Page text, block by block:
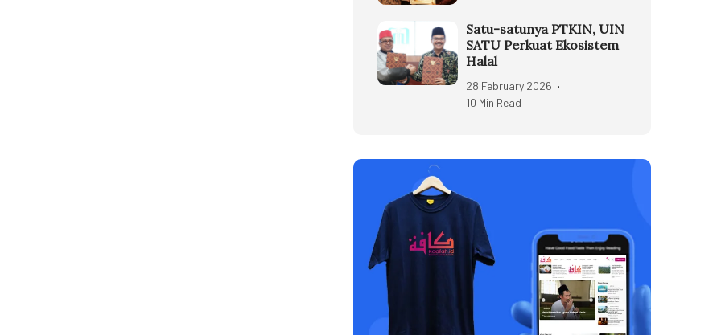
Satu-satunya PTKIN, UIN
SATU Perkuat Ekosistem
Halal
28 February 2026
10 Min Read